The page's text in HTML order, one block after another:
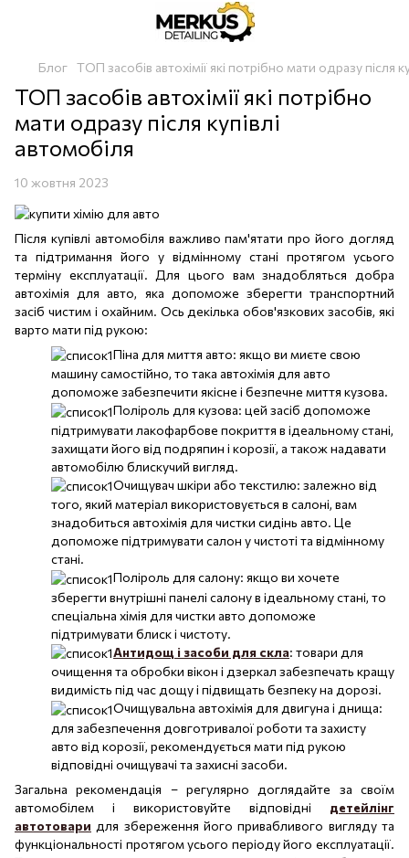
Блог ТОП засобів автохімії які потрібно мати одразу після
ТОП засобів автохімії які потрібно
мати одразу після купівлі
автомобіля
10 жовтня 2023
Після купівлі автомобіля важливо пам'ятати про його догляд
та підтримання його у відмінному стані протягом усього
терміну експлуатації. Для цього вам знадобляться добра
автохімія для авто, яка допоможе зберегти транспортний
засіб чистим і охайним. Ось декілька обов'язкових засобів, які
варто мати під рукою:
Піна для миття авто: якщо ви миєте свою
машину самостійно, то така автохімія для авто
допоможе забезпечити якісне і безпечне миття кузова.
Поліроль для кузова: цей засіб допоможе
підтримувати лакофарбове покриття в ідеальному стані,
захищати його від подряпин і корозії, а також надавати
автомобілю блискучий вигляд.
Очищувач шкіри або текстилю: залежно від
того, який матеріал використовується в салоні, вам
знадобиться автохімія для чистки сидінь авто. Це
допоможе підтримувати салон у чистоті та відмінному
стані.
Поліроль для салону: якщо ви хочете
зберегти внутрішні панелі салону в ідеальному стані, то
спеціальна хімія для чистки авто допоможе
підтримувати блиск і чистоту.
Антидощ і засоби для скла: товари для
очищення та обробки вікон і дзеркал забезпечать кращу
видимість під час дощу і підвищать безпеку на дорозі.
Очищувальна автохімія для двигуна і днища:
для забезпечення довготривалої роботи та захисту
авто від корозії, рекомендується мати під рукою
відповідні очищувачі та захисні засоби.
Загальна рекомендація – регулярно доглядайте за своїм
автомобілем і використовуйте відповідні детейлінг
автотовари для збереження його привабливого вигляду та
функціональності протягом усього періоду його експлуатації.